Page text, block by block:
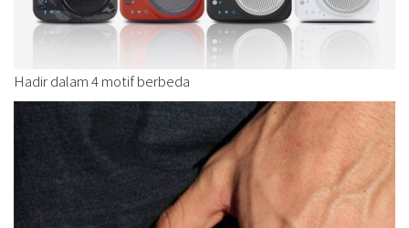
Hadir dalam 4 motif berbeda